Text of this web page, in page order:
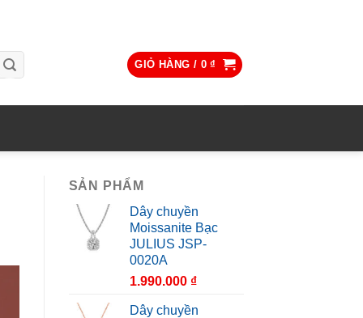
GIỎ HÀNG / 0₫
SẢN PHẨM
Dây chuyền
Moissanite Bạc
JULIUS JSP-
0020A
1.990.000 ₫
Dây chuyền